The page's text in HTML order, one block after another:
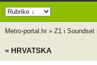
Metro-portal.hr » Z1 i Soundset
« HRVATSKA